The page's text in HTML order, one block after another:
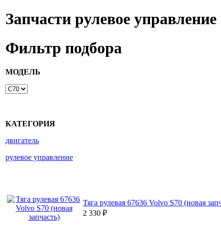
Запчасти рулевое управление
Фильтр подбора
МОДЕЛЬ
КАТЕГОРИЯ
двигатель
рулевое управление
Тяга рулевая 67636 Volvo S70 (новая
2 330 ₽